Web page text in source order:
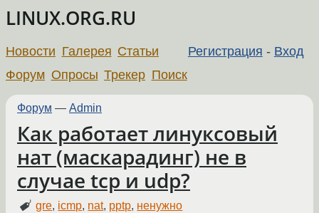
LINUX.ORG.RU
Регистрация - Вход
Новости Галерея Статьи
Форум Опросы Трекер Поиск
Форум — Admin
Как работает линуксовый
нат (маскарадинг) не в
случае tcp и udp?
gre, icmp, nat, pptp, ненужно